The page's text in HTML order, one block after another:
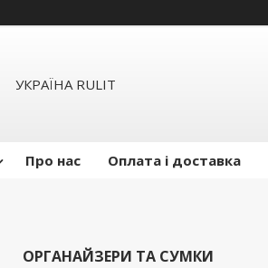
УКРАЇНА RULIT
Про нас Оплата і доставка
ОРГАНАЙЗЕРИ ТА СУМКИ